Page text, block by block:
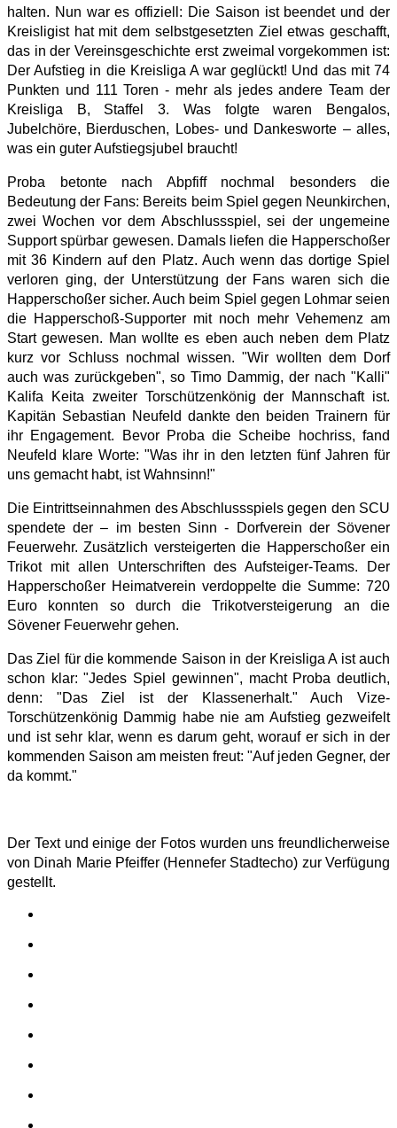
halten. Nun war es offiziell: Die Saison ist beendet und der
Kreisligist hat mit dem selbstgesetzten Ziel etwas geschafft,
das in der Vereinsgeschichte erst zweimal vorgekommen ist:
Der Aufstieg in die Kreisliga A war geglückt! Und das mit 74
Punkten und 111 Toren - mehr als jedes andere Team der
Kreisliga B, Staffel 3. Was folgte waren Bengalos,
Jubelchöre, Bierduschen, Lobes- und Dankesworte – alles,
was ein guter Aufstiegsjubel braucht!
Proba betonte nach Abpfiff nochmal besonders die
Bedeutung der Fans: Bereits beim Spiel gegen Neunkirchen,
zwei Wochen vor dem Abschlussspiel, sei der ungemeine
Support spürbar gewesen. Damals liefen die Happerschoßer
mit 36 Kindern auf den Platz. Auch wenn das dortige Spiel
verloren ging, der Unterstützung der Fans waren sich die
Happerschoßer sicher. Auch beim Spiel gegen Lohmar seien
die Happerschoß-Supporter mit noch mehr Vehemenz am
Start gewesen. Man wollte es eben auch neben dem Platz
kurz vor Schluss nochmal wissen. "Wir wollten dem Dorf
auch was zurückgeben", so Timo Dammig, der nach "Kalli"
Kalifa Keita zweiter Torschützenkönig der Mannschaft ist.
Kapitän Sebastian Neufeld dankte den beiden Trainern für
ihr Engagement. Bevor Proba die Scheibe hochriss, fand
Neufeld klare Worte: "Was ihr in den letzten fünf Jahren für
uns gemacht habt, ist Wahnsinn!"
Die Eintrittseinnahmen des Abschlussspiels gegen den SCU
spendete der – im besten Sinn - Dorfverein der Sövener
Feuerwehr. Zusätzlich versteigerten die Happerschoßer ein
Trikot mit allen Unterschriften des Aufsteiger-Teams. Der
Happerschoßer Heimatverein verdoppelte die Summe: 720
Euro konnten so durch die Trikotversteigerung an die
Sövener Feuerwehr gehen.
Das Ziel für die kommende Saison in der Kreisliga A ist auch
schon klar: "Jedes Spiel gewinnen", macht Proba deutlich,
denn: "Das Ziel ist der Klassenerhalt." Auch Vize-
Torschützenkönig Dammig habe nie am Aufstieg gezweifelt
und ist sehr klar, wenn es darum geht, worauf er sich in der
kommenden Saison am meisten freut: "Auf jeden Gegner, der
da kommt."
Der Text und einige der Fotos wurden uns freundlicherweise
von Dinah Marie Pfeiffer (Hennefer Stadtecho) zur Verfügung
gestellt.